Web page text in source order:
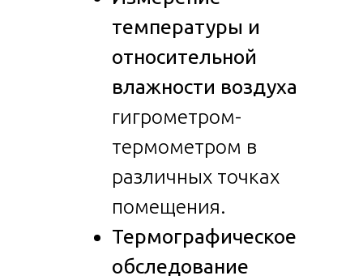
температуры и
относительной
влажности воздуха
гигрометром-
термометром в
различных точках
помещения.
Термографическое
обследование